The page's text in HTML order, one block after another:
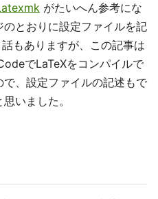
がたいへん参考にな
とおりに設定ファイルを記
もありますが、この記事は
でLaTeXをコンパイルで
、設定ファイルの記述もで
いました。